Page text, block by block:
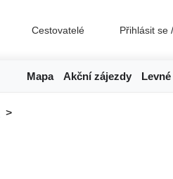
Cestovatelé Přihlásit se /
Mapa Akční zájezdy